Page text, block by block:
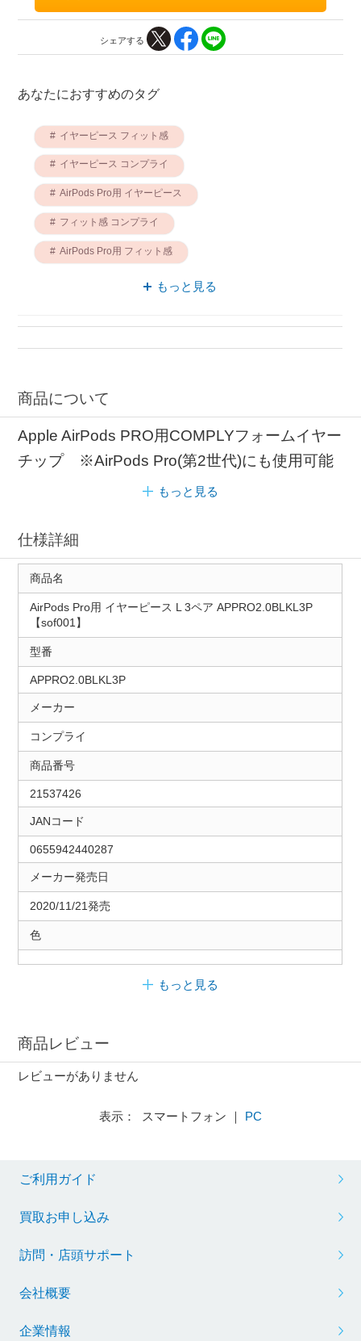
シェアする
あなたにおすすめのタグ
イヤーピース フィット感
イヤーピース コンプライ
AirPods Pro用 イヤーピース
フィット感 コンプライ
AirPods Pro用 フィット感
AirPods Pro用 コンプライ
もっと見る
商品について
Apple AirPods PRO用COMPLYフォームイヤー
チップ ※AirPods Pro(第2世代)にも使用可能
もっと見る
仕様詳細
商品名
AirPods Pro用 イヤーピース L 3ペア APPRO2.0BLKL3P
【sof001】
型番
APPRO2.0BLKL3P
メーカー
コンプライ
商品番号
21537426
JANコード
0655942440287
メーカー発売日
2020/11/21発売
色
もっと見る
商品レビュー
レビューがありません
表示： スマートフォン ｜ PC
ご利用ガイド
買取お申し込み
訪問・店頭サポート
会社概要
企業情報